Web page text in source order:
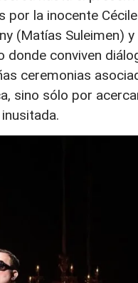
la inocente
(Matías Suleimen)
donde conviven
ceremonias
sino sólo por